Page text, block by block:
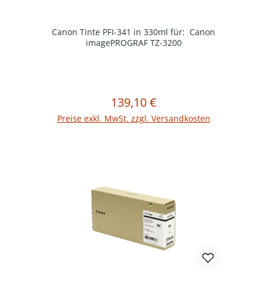
Canon Tinte PFI-341 in 330ml für: Canon
imagePROGRAF TZ-3200
Regulärer Preis:
139,10 €
Preise exkl. MwSt. zzgl. Versandkosten
In den Warenkorb